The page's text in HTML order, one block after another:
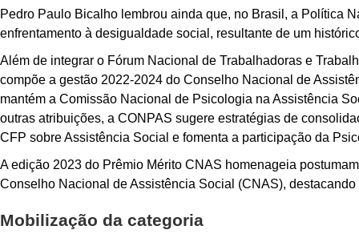
Pedro Paulo Bicalho lembrou ainda que, no Brasil, a Política
enfrentamento à desigualdade social, resultante de um
Além de integrar o Fórum Nacional de Trabalhadoras e
compõe a gestão 2022-2024 do Conselho Nacional de
mantém a Comissão Nacional de Psicologia na Assistência
outras atribuições, a CONPAS sugere estratégias de
CFP sobre Assistência Social e fomenta a participação da
A edição 2023 do Prêmio Mérito CNAS homenageia
Conselho Nacional de Assistência Social (CNAS),
Mobilização da categoria